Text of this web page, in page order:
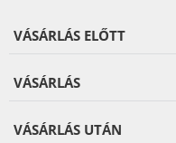
VÁSÁRLÁS ELŐTT
VÁSÁRLÁS
VÁSÁRLÁS UTÁN